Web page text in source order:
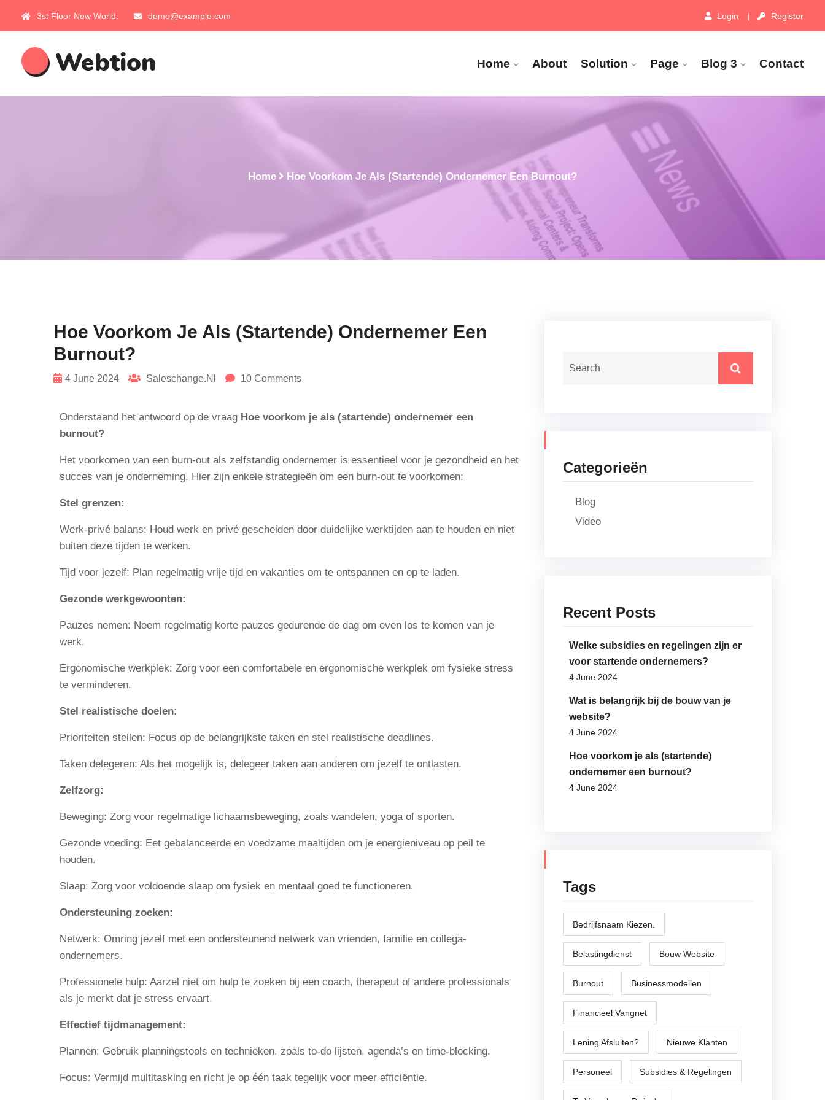
3st Floor New World. demo@example.com Login Register
Home About Solution Page Blog 3 Contact
Home Hoe Voorkom Je Als (startende) Ondernemer Een Burnout?
Hoe Voorkom Je Als (startende) Ondernemer Een
Burnout?
4 June 2024 Saleschange.nl 10 Comments
Onderstaand het antwoord op de vraag Hoe voorkom je als (startende) ondernemer een
burnout?
Het voorkomen van een burn-out als zelfstandig ondernemer is essentieel voor je gezondheid en het
succes van je onderneming. Hier zijn enkele strategieën om een burn-out te voorkomen:
Stel grenzen:
Werk-privé balans: Houd werk en privé gescheiden door duidelijke werktijden aan te houden en niet
buiten deze tijden te werken.
Tijd voor jezelf: Plan regelmatig vrije tijd en vakanties om te ontspannen en op te laden.
Gezonde werkgewoonten:
Pauzes nemen: Neem regelmatig korte pauzes gedurende de dag om even los te komen van je
werk.
Ergonomische werkplek: Zorg voor een comfortabele en ergonomische werkplek om fysieke stress
te verminderen.
Stel realistische doelen:
Prioriteiten stellen: Focus op de belangrijkste taken en stel realistische deadlines.
Taken delegeren: Als het mogelijk is, delegeer taken aan anderen om jezelf te ontlasten.
Zelfzorg:
Beweging: Zorg voor regelmatige lichaamsbeweging, zoals wandelen, yoga of sporten.
Gezonde voeding: Eet gebalanceerde en voedzame maaltijden om je energieniveau op peil te
houden.
Slaap: Zorg voor voldoende slaap om fysiek en mentaal goed te functioneren.
Ondersteuning zoeken:
Netwerk: Omring jezelf met een ondersteunend netwerk van vrienden, familie en collega-
ondernemers.
Professionele hulp: Aarzel niet om hulp te zoeken bij een coach, therapeut of andere professionals
als je merkt dat je stress ervaart.
Effectief tijdmanagement:
Plannen: Gebruik planningstools en technieken, zoals to-do lijsten, agenda’s en time-blocking.
Focus: Vermijd multitasking en richt je op één taak tegelijk voor meer efficiëntie.
Categorieën
Blog
Video
Recent Posts
Welke subsidies en regelingen zijn er
voor startende ondernemers?
4 June 2024
Wat is belangrijk bij de bouw van je
website?
4 June 2024
Hoe voorkom je als (startende)
ondernemer een burnout?
4 June 2024
Tags
Bedrijfsnaam Kiezen.
Belastingdienst Bouw Website
Burnout Businessmodellen
Financieel Vangnet
Lening Afsluiten? Nieuwe Klanten
Personeel Subsidies & Regelingen